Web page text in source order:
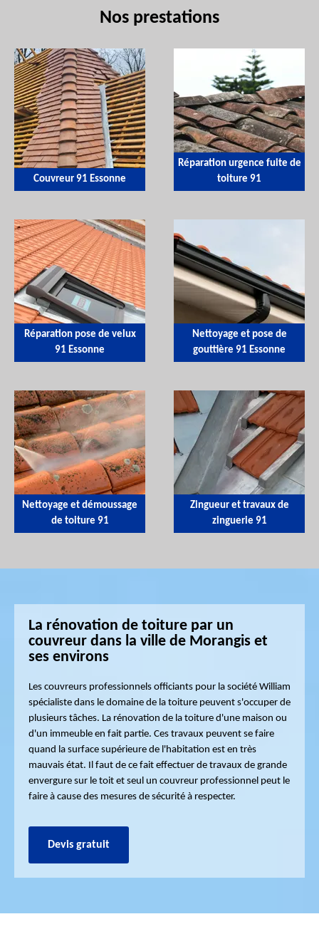
Nos prestations
Couvreur 91 Essonne
Réparation urgence fuite de
toiture 91
Réparation pose de velux
91 Essonne
Nettoyage et pose de
gouttière 91 Essonne
Nettoyage et démoussage
de toiture 91
Zingueur et travaux de
zinguerie 91
La rénovation de toiture par un
couvreur dans la ville de Morangis et
ses environs
Les couvreurs professionnels officiants pour la société William
spécialiste dans le domaine de la toiture peuvent s'occuper de
plusieurs tâches. La rénovation de la toiture d'une maison ou
d'un immeuble en fait partie. Ces travaux peuvent se faire
quand la surface supérieure de l'habitation est en très
mauvais état. Il faut de ce fait effectuer de travaux de grande
envergure sur le toit et seul un couvreur professionnel peut le
faire à cause des mesures de sécurité à respecter.
Devis gratuit